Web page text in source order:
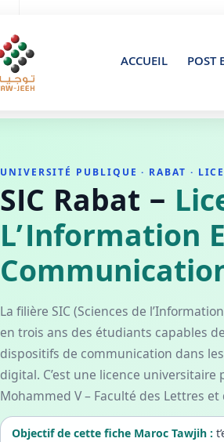
ACCUEIL POST
UNIVERSITÉ PUBLIQUE · RABAT ·
SIC Rabat –
L’Information
La filière SIC (Sciences de
en trois ans des étudiants capables
dispositifs de communication dans
digital. C’est une licence universitaire
Mohammed V – Faculté des Lettres
Objectif de cette fiche Maroc Tawjih :